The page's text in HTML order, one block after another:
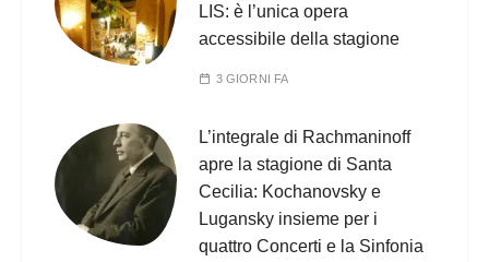
LIS: è l’unica opera
accessibile della stagione
3 GIORNI FA
L’integrale di Rachmaninoff
apre la stagione di Santa
Cecilia: Kochanovsky e
Lugansky insieme per i
quattro Concerti e la Sinfonia